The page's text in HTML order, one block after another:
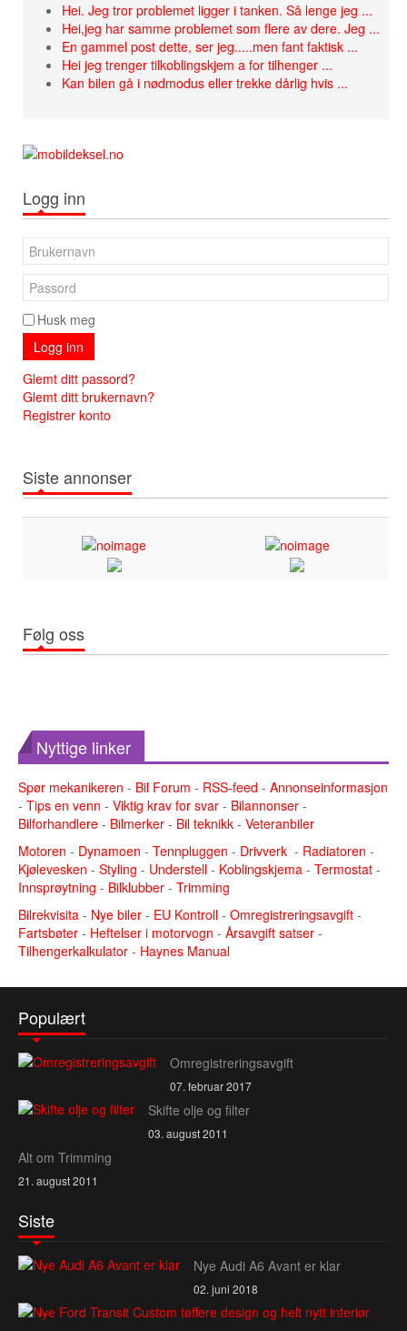
Hei. Jeg tror problemet ligger i tanken. Så lenge jeg ...
Hei,jeg har samme problemet som flere av dere. Jeg ...
En gammel post dette, ser jeg.....men fant faktisk ...
Hei jeg trenger tilkoblingskjem a for tilhenger ...
Kan bilen gå i nødmodus eller trekke dårlig hvis ...
Logg inn
Husk meg
Logg inn
Glemt ditt passord?
Glemt ditt brukernavn?
Registrer konto
Siste annonser
Følg oss
Nyttige linker
Spør mekanikeren - Bil Forum - RSS-feed - Annonseinformasjon
- Tips en venn - Viktig krav for svar - Bilannonser -
Bilforhandlere - Bilmerker - Bil teknikk - Veteranbiler
Motoren - Dynamoen - Tennpluggen - Drivverk - Radiatoren -
Kjølevesken - Styling - Understell - Koblingskjema - Termostat -
Innsprøytning - Bilklubber - Trimming
Bilrekvisita - Nye biler - EU Kontroll - Omregistreringsavgift -
Fartsbøter - Heftelser i motorvogn - Årsavgift satser -
Tilhengerkalkulator - Haynes Manual
Populært
Omregistreringsavgift
07. februar 2017
Skifte olje og filter
03. august 2011
Alt om Trimming
21. august 2011
Siste
Nye Audi A6 Avant er klar
02. juni 2018